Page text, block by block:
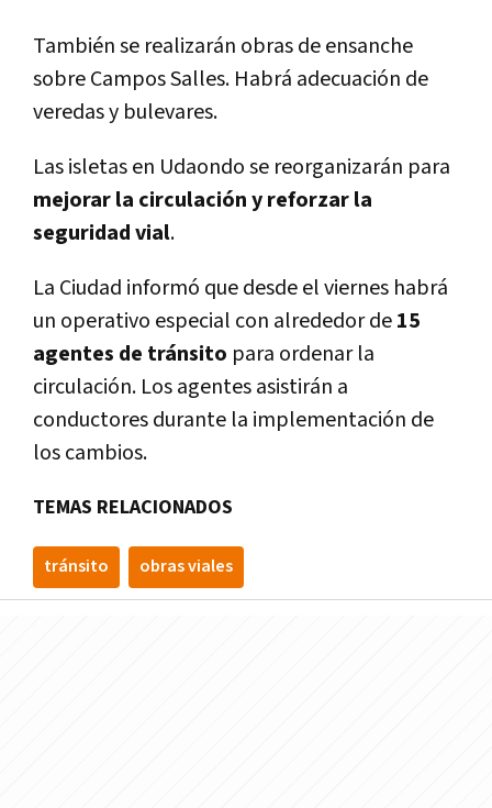
También se realizarán obras de ensanche
sobre Campos Salles. Habrá adecuación de
veredas y bulevares.
Las isletas en Udaondo se reorganizarán para
mejorar la circulación y reforzar la
seguridad vial.
La Ciudad informó que desde el viernes habrá
un operativo especial con alrededor de15
agentes de tránsito para ordenar la
circulación. Los agentes asistirán a
conductores durante la implementación de
los cambios.
TEMAS RELACIONADOS
tránsito obras viales